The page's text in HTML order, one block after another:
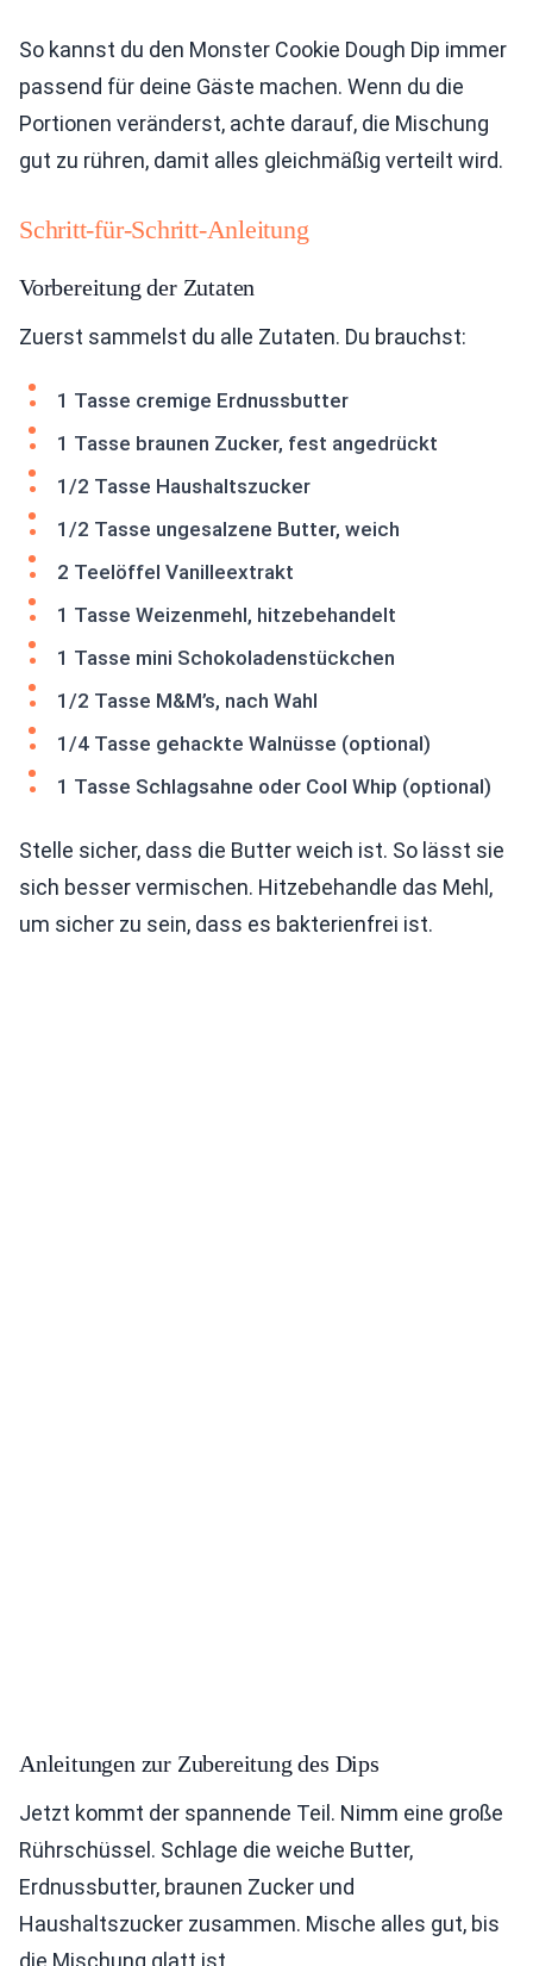
So kannst du den Monster Cookie Dough Dip immer
passend für deine Gäste machen. Wenn du die
Portionen veränderst, achte darauf, die Mischung
gut zu rühren, damit alles gleichmäßig verteilt wird.
Schritt-für-Schritt-Anleitung
Vorbereitung der Zutaten
Zuerst sammelst du alle Zutaten. Du brauchst:
1 Tasse cremige Erdnussbutter
1 Tasse braunen Zucker, fest angedrückt
1/2 Tasse Haushaltszucker
1/2 Tasse ungesalzene Butter, weich
2 Teelöffel Vanilleextrakt
1 Tasse Weizenmehl, hitzebehandelt
1 Tasse mini Schokoladenstückchen
1/2 Tasse M&M’s, nach Wahl
1/4 Tasse gehackte Walnüsse (optional)
1 Tasse Schlagsahne oder Cool Whip (optional)
Stelle sicher, dass die Butter weich ist. So lässt sie
sich besser vermischen. Hitzebehandle das Mehl,
um sicher zu sein, dass es bakterienfrei ist.
Anleitungen zur Zubereitung des Dips
Jetzt kommt der spannende Teil. Nimm eine große
Rührschüssel. Schlage die weiche Butter,
Erdnussbutter, braunen Zucker und
Haushaltszucker zusammen. Mische alles gut, bis